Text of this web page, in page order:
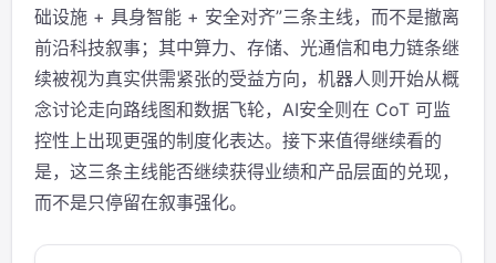
础设施 + 具身智能 + 安全对齐”三条主线，而不是撤离
前沿科技叙事；其中算力、存储、光通信和电力链条继
续被视为真实供需紧张的受益方向，机器人则开始从概
念讨论走向路线图和数据飞轮，AI安全则在 CoT 可监
控性上出现更强的制度化表达。接下来值得继续看的
是，这三条主线能否继续获得业绩和产品层面的兑现，
而不是只停留在叙事强化。